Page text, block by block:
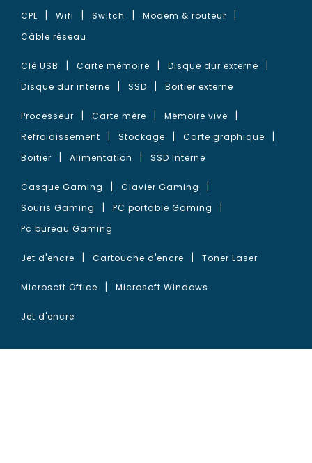
CPL Wifi Switch
Modem & routeur
Câble réseau
Clé USB Carte mémoire
Disque dur externe
Disque dur interne
SSD Boitier externe
Processeur Carte mère
Mémoire vive
Refroidissement
Stockage
Carte graphique
Boitier
Alimentation SSD Interne
Casque Gaming
Clavier Gaming
Souris Gaming
PC portable Gaming
Pc bureau Gaming
Jet d'encre Cartouche d'encre Toner Laser
Microsoft Office Microsoft Windows
Jet d'encre